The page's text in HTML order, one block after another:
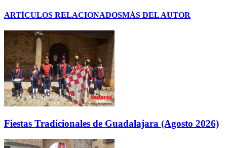
ARTÍCULOS RELACIONADOSMÁS DEL AUTOR
Fiestas Tradicionales de Guadalajara (Agosto 2026)